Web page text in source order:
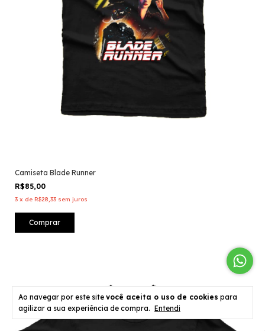
Ao navegar por este site você aceita o uso de cookies para
agilizar a sua experiência de compra. Entendi
Camiseta Blade Runner
R$85,00
3 x de R$28,33 sem juros
Comprar